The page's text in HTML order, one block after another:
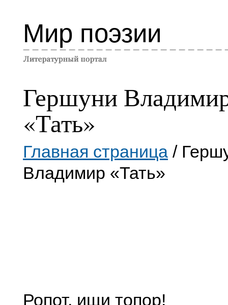
Мир поэзии
Гершуни
«Тать»
Главная страница /
Владимир «Тать»
Ропот, ищи топор!